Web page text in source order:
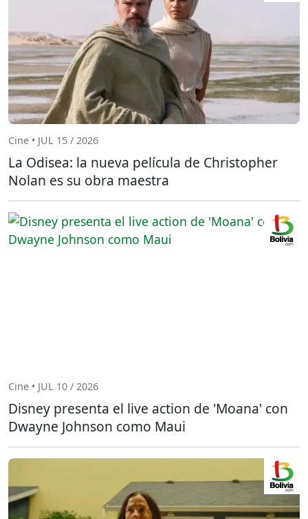
Cine • JUL 15 / 2026
La Odisea: la nueva película de Christopher
Nolan es su obra maestra
Cine • JUL 10 / 2026
Disney presenta el live action de 'Moana' con
Dwayne Johnson como Maui